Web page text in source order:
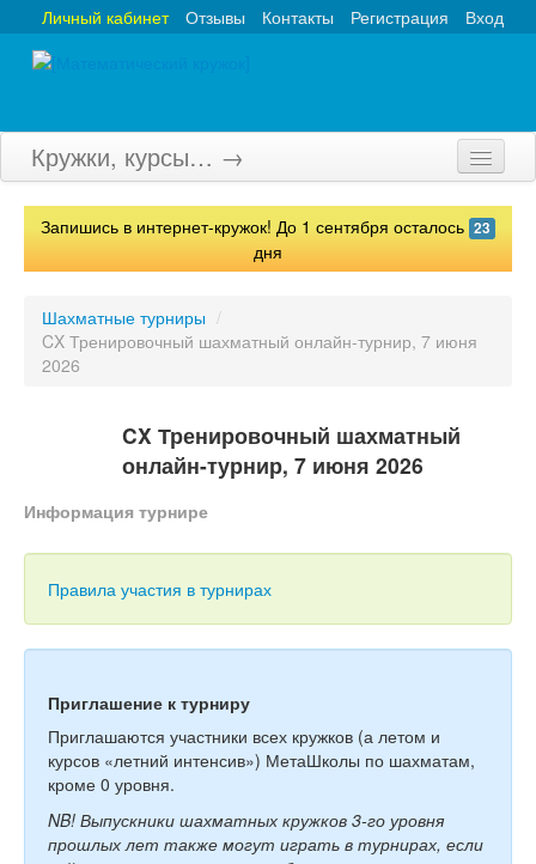
Вход
Регистрация
Контакты
Отзывы
Личный кабинет
Кружки, курсы… →
Главная
Олимпиады
Конкурсы
Книги
Запишись в интернет-кружок! До 1 сентября осталось 23
дня
Шахматные турниры /
CX Тренировочный шахматный онлайн-турнир, 7 июня
2026
CX Тренировочный шахматный
онлайн-турнир, 7 июня 2026
Информация турнире
Правила участия в турнирах
Приглашение к турниру
Приглашаются участники всех кружков (а летом и
курсов «летний интенсив») МетаШколы по шахматам,
кроме 0 уровня.
NB! Выпускники шахматных кружков 3-го уровня
прошлых лет также могут играть в турнирах, если